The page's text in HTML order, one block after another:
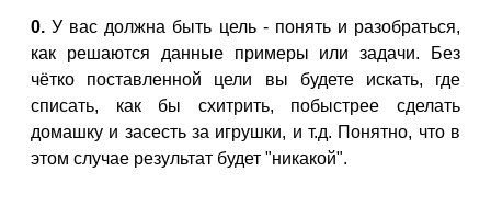
0. У вас должна быть цель - понять и разобраться,
как решаются данные примеры или задачи. Без
чётко поставленной цели вы будете искать, где
списать, как бы схитрить, побыстрее сделать
домашку и засесть за игрушки, и т.д. Понятно, что в
этом случае результат будет "никакой".